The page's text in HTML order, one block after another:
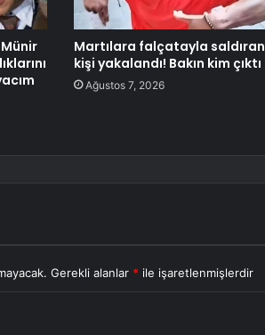
Martılara falçatayla saldıran
kişi yakalandı! Bakın kim çıktı
Ağustos 7, 2026
Gerekli alanlar * ile işaretlenmişlerdir